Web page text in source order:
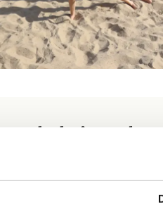
Het hele jaar door
voor iedereen. Honden zijn van
wandelpad langs het strand